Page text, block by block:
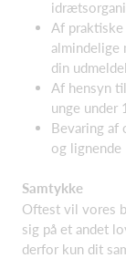
Af
almindelige
din
Af hensyn
unge under
Bevaring
og lignende
Samtykke
Oftest vil vores
sig på et andet
derfor kun dit